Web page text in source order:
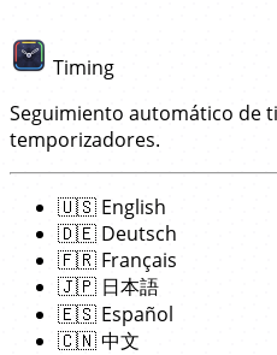
Timing
Seguimiento automático de
temporizadores.
🇺🇸 English
🇩🇪 Deutsch
🇫🇷 Français
🇯🇵 日本語
🇪🇸 Español
🇨🇳中文